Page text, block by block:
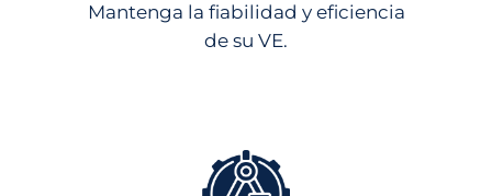
Mantenga la fiabilidad y eficiencia
de su VE.